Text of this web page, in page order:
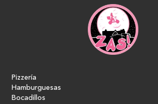
Pizzería
Hamburguesas
Bocadillos